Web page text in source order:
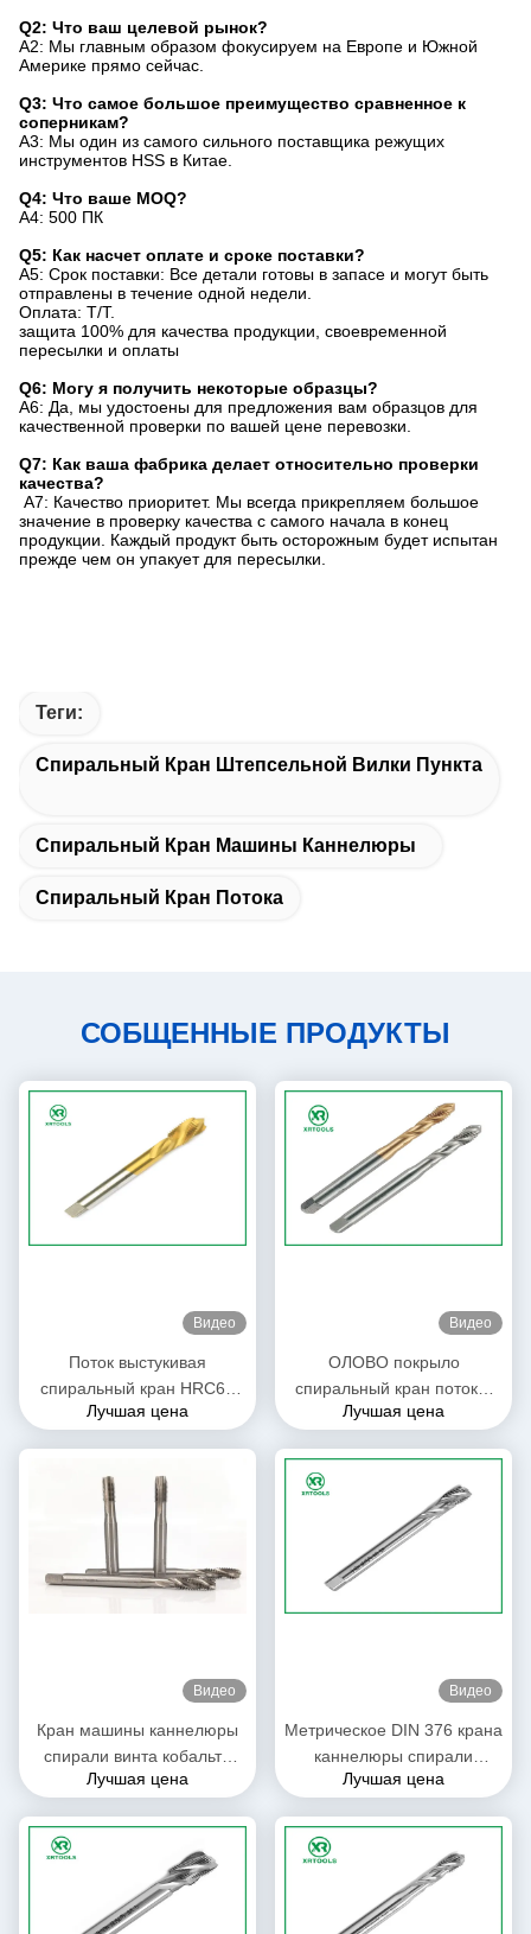
Q2: Что ваш целевой рынок?
A2: Мы главным образом фокусируем на Европе и Южной
Америке прямо сейчас.
Q3: Что самое большое преимущество сравненное к
соперникам?
A3: Мы один из самого сильного поставщика режущих
инструментов HSS в Китае.
Q4: Что ваше MOQ?
A4: 500 ПК
Q5: Как насчет оплате и сроке поставки?
A5: Срок поставки: Все детали готовы в запасе и могут быть
отправлены в течение одной недели.
Оплата: T/T.
защита 100% для качества продукции, своевременной
пересылки и оплаты
Q6: Могу я получить некоторые образцы?
A6: Да, мы удостоены для предложения вам образцов для
качественной проверки по вашей цене перевозки.
Q7: Как ваша фабрика делает относительно проверки
качества?
A7: Качество приоритет. Мы всегда прикрепляем большое
значение в проверку качества с самого начала в конец
продукции. Каждый продукт быть осторожным будет испытан
прежде чем он упакует для пересылки.
Теги:
Спиральный Кран Штепсельной Вилки Пункта
Спиральный Кран Машины Каннелюры
Спиральный Кран Потока
СОБЩЕННЫЕ ПРОДУКТЫ
Видео
Поток выстукивая
спиральный кран HRC62
каннелюры - 66 размеров
Лучшая цена
Видео
ОЛОВО покрыло
спиральный кран потока,
краны вставки винтового
Лучшая цена
Видео
Кран машины каннелюры
спирали винта кобальта
M35 HSS DIN371
Лучшая цена
Видео
Метрическое DIN 376 крана
каннелюры спирали
филировальной машины с
отверстие
Лучшая цена